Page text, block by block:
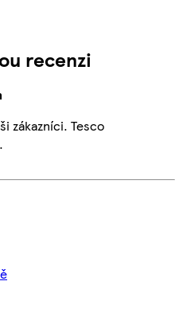
recenzi
zákazníci. Tesco